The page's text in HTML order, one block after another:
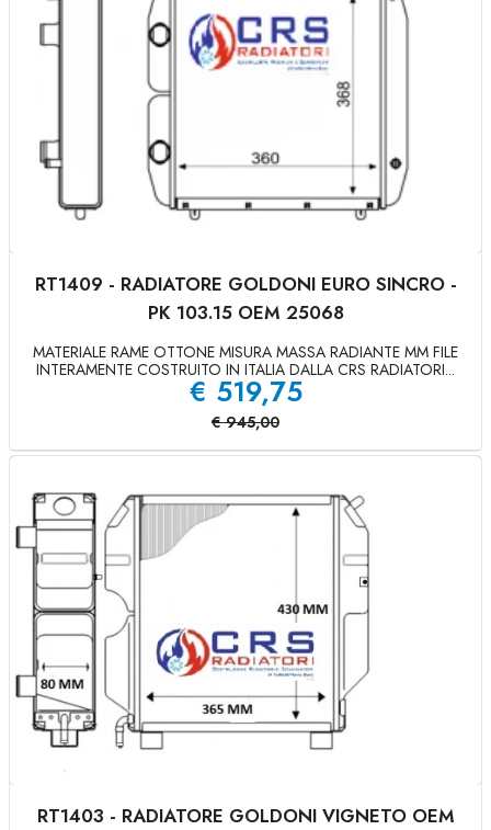
RT1409 - RADIATORE GOLDONI EURO SINCRO -
PK 103.15 OEM 25068
MATERIALE RAME OTTONE MISURA MASSA RADIANTE MM FILE
INTERAMENTE COSTRUITO IN ITALIA DALLA CRS RADIATORI...
€ 519,75
€ 945,00
RT1403 - RADIATORE GOLDONI VIGNETO OEM